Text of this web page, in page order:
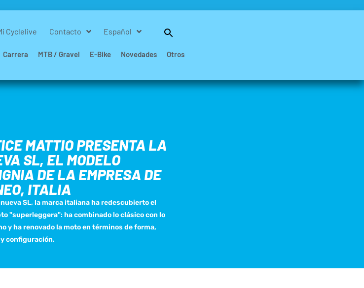
Cyclelive Contacto Español
Carrera MTB / Gravel E-Bike Novedades Otros
MATTIO PRESENTA LA
SL, EL MODELO
DE LA EMPRESA DE
ITALIA
nueva SL, la marca italiana ha redescubierto el
"superleggera": ha combinado lo clásico con lo
y ha renovado la moto en términos de forma,
configuración.